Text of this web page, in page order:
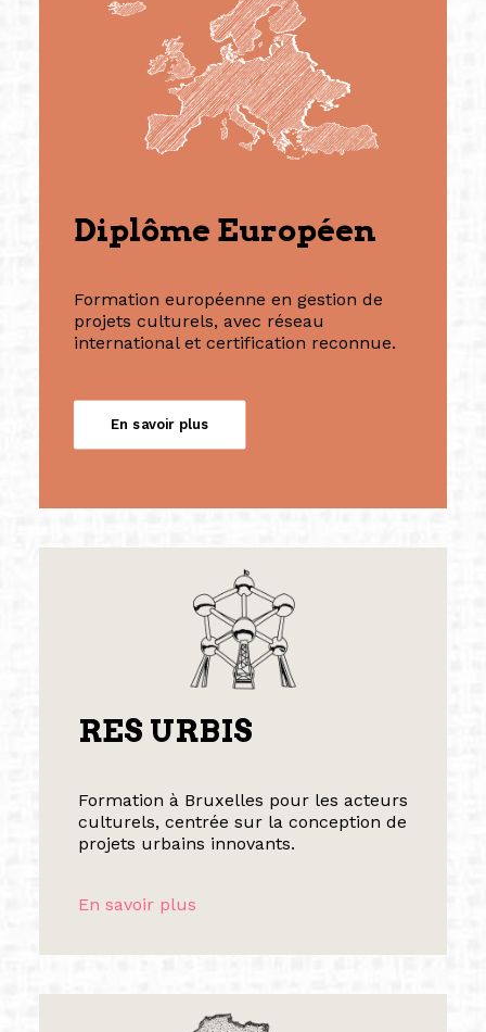
Diplôme Européen
Formation européenne en gestion de
projets culturels, avec réseau
international et certification reconnue.
En savoir plus
RES URBIS
Formation à Bruxelles pour les acteurs
culturels, centrée sur la conception de
projets urbains innovants.
En savoir plus